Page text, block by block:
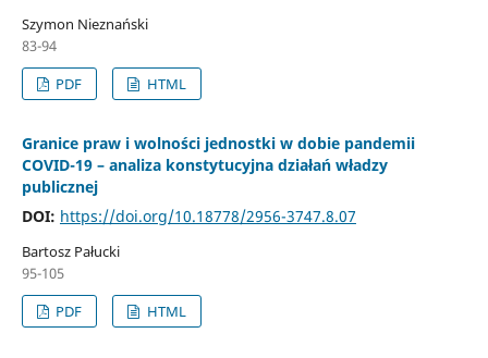
Szymon Nieznański
83-94
PDF
HTML
Granice praw i wolności jednostki w dobie pandemii
COVID-19 – analiza konstytucyjna działań władzy
publicznej
DOI: https://doi.org/10.18778/2956-3747.8.07
Bartosz Pałucki
95-105
PDF
HTML